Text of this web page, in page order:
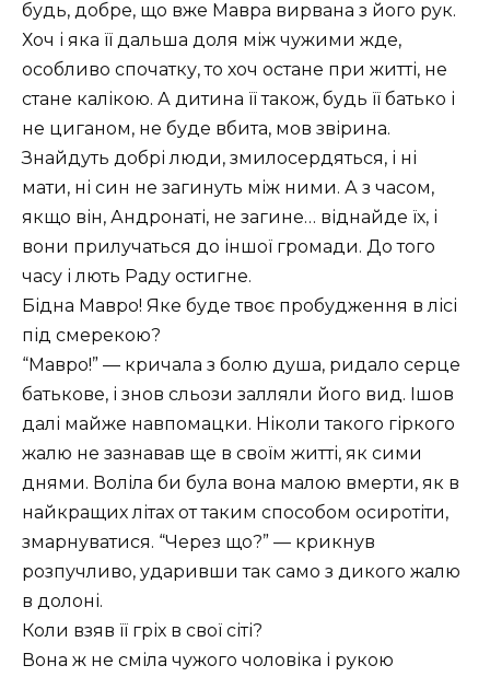
будь, добре, що вже Мавра вирвана з його рук.
Хоч і яка її дальша доля між чужими жде,
особливо спочатку, то хоч остане при житті, не
стане калікою. А дитина її також, будь її батько і
не циганом, не буде вбита, мов звірина.
Знайдуть добрі люди, змилосердяться, і ні
мати, ні син не загинуть між ними. А з часом,
якщо він, Андронаті, не загине… віднайде їх, і
вони прилучаться до іншої громади. До того
часу і лють Раду остигне.
Бідна Мавро! Яке буде твоє пробудження в лісі
під смерекою?
“Мавро!” — кричала з болю душа, ридало серце
батькове, і знов сльози залляли його вид. Ішов
далі майже навпомацки. Ніколи такого гіркого
жалю не зазнавав ще в своїм житті, як сими
днями. Воліла би була вона малою вмерти, як в
найкращих літах от таким способом осиротіти,
змарнуватися. “Через що?” — крикнув
розпучливо, ударивши так само з дикого жалю
в долоні.
Коли взяв її гріх в свої сіті?
Вона ж не сміла чужого чоловіка і рукою